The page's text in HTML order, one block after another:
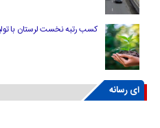
کسب رتبه نخست لرستان با تولید بیش از ۲۹
ای رسانه